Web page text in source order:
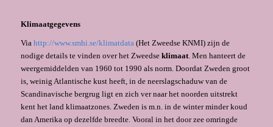
Klimaatgegevens
Via http://www.smhi.se/klimatdata(Het Zweedse KNMI) zijn de
nodige details te vinden over het Zweedse klimaat. Men hanteert de
weergemiddelden van 1960 tot 1990 als norm. Doordat Zweden groot
is, weinig Atlantische kust heeft, in de neerslagschaduw van de
Scandinavische bergrug ligt en zich ver naar het noorden uitstrekt
kent het land klimaatzones. Zweden is m.n. in de winter minder koud
dan Amerika op dezelfde breedte. Vooral in het door zee omringde